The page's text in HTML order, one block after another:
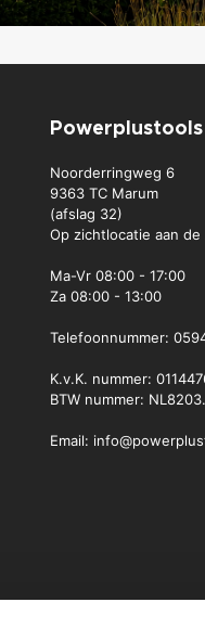
Noorderringweg 6
9363 TC Marum
(afslag 32)
Op zichtlocatie aan de
Ma-Vr 08:00 - 17:00
Za 08:00 - 13:00
Telefoonnummer:
K.v.K. nummer:
BTW nummer:
Email: